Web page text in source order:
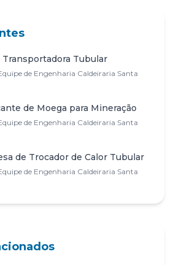
Transportadora Tubular
de Engenharia Caldeiraria Santa
de Moega para Mineração
de Engenharia Caldeiraria Santa
de Trocador de Calor Tubular
de Engenharia Caldeiraria Santa